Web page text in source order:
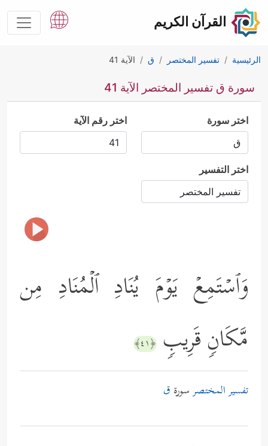
القرآن الكريم
الرئيسية تفسير المختصر ق الآية 41
سورة ق تفسير المختصر الآية 41
اختر سورة اختر رقم الآية
اختر التفسير
وَٱسۡتَمِعۡ یَوۡمَ یُنَادِ ٱلۡمُنَادِ مِن
مَّكَانࣲ قَرِیبࣲ ﴿٤١﴾
تفسير المختصرسورة ق